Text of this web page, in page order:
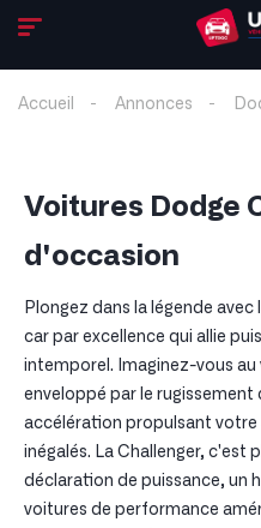
Accueil Annonces
Voitures Dodge
d'occasion
Plongez dans la légende
car par excellence qui allie
intemporel. Imaginez-vous
enveloppé par le rugissement
accélération propulsant votre
inégalés. La Challenger, c'est
déclaration de puissance, un
voitures de performance